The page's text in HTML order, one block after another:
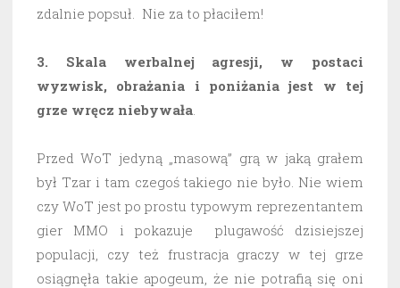
zdalnie popsuł. Nie za to płaciłem!
3. Skala werbalnej agresji, w postaci
wyzwisk, obrażania i poniżania jest w tej
grze wręcz niebywała.
Przed WoT jedyną „masową” grą w jaką grałem
był Tzar i tam czegoś takiego nie było. Nie wiem
czy WoT jest po prostu typowym reprezentantem
gier MMO i pokazuje plugawość dzisiejszej
populacji, czy też frustracja graczy w tej grze
osiągnęła takie apogeum, że nie potrafią się oni